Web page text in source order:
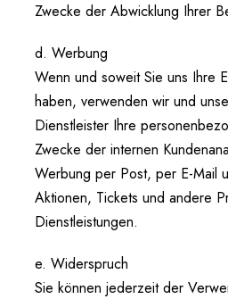
Zwecke der Abwicklung Ihrer
d. Werbung
Wenn und soweit Sie uns Ihre
haben, verwenden wir und
Dienstleister Ihre
Zwecke der internen
Werbung per Post, per E-Mail
Aktionen, Tickets und andere
Dienstleistungen.
e. Widerspruch
Sie können jederzeit der